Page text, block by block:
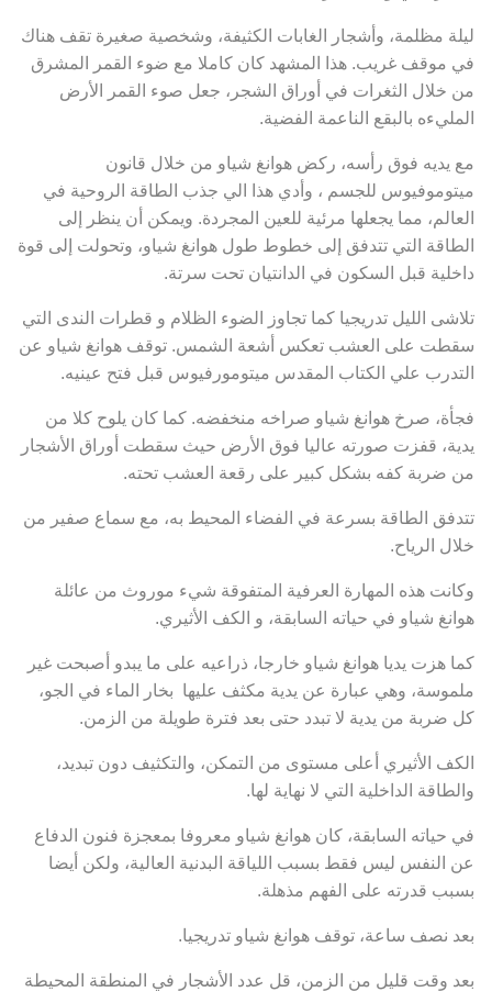
ليلة مظلمة، وأشجار الغابات الكثيفة، وشخصية صغيرة تقف هناك
في موقف غريب. هذا المشهد كان كاملا مع ضوء القمر المشرق
من خلال الثغرات في أوراق الشجر، جعل صوء القمر الأرض
المليءه بالبقع الناعمة الفضية.
مع يديه فوق رأسه، ركض هوانغ شياو من خلال قانون
ميتوموفيوس للجسم ، وأدي هذا الي جذب الطاقة الروحية في
العالم، مما يجعلها مرئية للعين المجردة. ويمكن أن ينظر إلى
الطاقة التي تتدفق إلى خطوط طول هوانغ شياو، وتحولت إلى قوة
داخلية قبل السكون في الدانتيان تحت سرتة.
تلاشى الليل تدريجيا كما تجاوز الضوء الظلام و قطرات الندى التي
سقطت على العشب تعكس أشعة الشمس. توقف هوانغ شياو عن
التدرب علي الكتاب المقدس ميتومورفيوس قبل فتح عينيه.
فجأة، صرخ هوانغ شياو صراخه منخفضه. كما كان يلوح كلا من
يدية، قفزت صورته عاليا فوق الأرض حيث سقطت أوراق الأشجار
من ضربة كفه بشكل كبير على رقعة العشب تحته.
تتدفق الطاقة بسرعة في الفضاء المحيط به، مع سماع صفير من
خلال الرياح.
وكانت هذه المهارة العرفية المتفوقة شيء موروث من عائلة
هوانغ شياو في حياته السابقة، و الكف الأثيري.
كما هزت يديا هوانغ شياو خارجا، ذراعيه على ما يبدو أصبحت غير
ملموسة، وهي عبارة عن يدية مكثف عليها بخار الماء في الجو،
كل ضربة من يدية لا تبدد حتى بعد فترة طويلة من الزمن.
الكف الأثيري أعلى مستوى من التمكن، والتكثيف دون تبديد،
والطاقة الداخلية التي لا نهاية لها.
في حياته السابقة، كان هوانغ شياو معروفا بمعجزة فنون الدفاع
عن النفس ليس فقط بسبب اللياقة البدنية العالية، ولكن أيضا
بسبب قدرته على الفهم مذهلة.
بعد نصف ساعة، توقف هوانغ شياو تدريجيا.
بعد وقت قليل من الزمن، قل عدد الأشجار في المنطقة المحيطة